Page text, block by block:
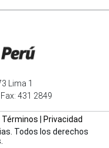
Lima 1
431 2849
Términos
Privacidad
Todos los derechos